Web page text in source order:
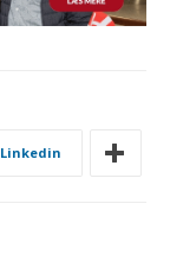
Linkedin